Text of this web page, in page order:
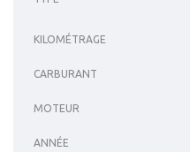
KILOMÉTRAGE
CARBURANT
MOTEUR
ANNÉE